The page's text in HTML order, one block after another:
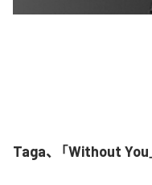
Taga、「Without You